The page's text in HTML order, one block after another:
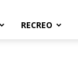
RECREO